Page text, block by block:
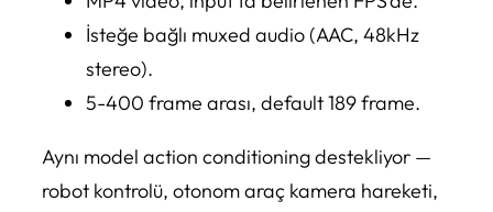
İsteğe bağlı muxed audio (AAC, 48kHz
stereo).
5-400 frame arası, default 189 frame.
Aynı model action conditioning destekliyor —
robot kontrolü, otonom araç kamera hareketi,